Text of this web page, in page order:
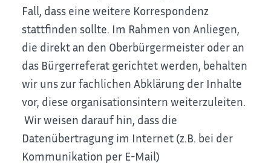
Fall, dass eine weitere Korrespondenz
stattfinden sollte. Im Rahmen von Anliegen,
die direkt an den Oberbürgermeister oder an
das Bürgerreferat gerichtet werden, behalten
wir uns zur fachlichen Abklärung der Inhalte
vor, diese organisationsintern weiterzuleiten.
Wir weisen darauf hin, dass die
Datenübertragung im Internet (z.B. bei der
Kommunikation per E-Mail)